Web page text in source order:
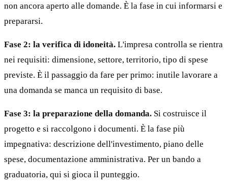
non ancora aperto alle domande. È la fase in cui informarsi e
prepararsi.
Fase 2: la verifica di idoneità. L'impresa controlla se rientra
nei requisiti: dimensione, settore, territorio, tipo di spese
previste. È il passaggio da fare per primo: inutile lavorare a
una domanda se manca un requisito di base.
Fase 3: la preparazione della domanda. Si costruisce il
progetto e si raccolgono i documenti. È la fase più
impegnativa: descrizione dell'investimento, piano delle
spese, documentazione amministrativa. Per un bando a
graduatoria, qui si gioca il punteggio.